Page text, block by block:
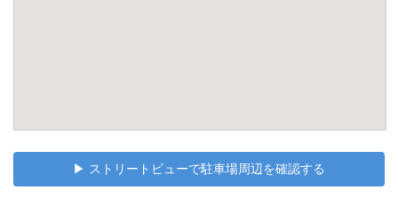
▶︎ ストリートビューで駐車場周辺を確認する